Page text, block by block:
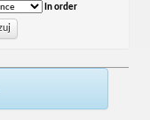
In order